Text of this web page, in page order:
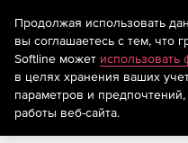
На информационном
рекомендательные
предоставления
систематизации и анализа
предпочтениям
находящихся на
Продолжая использовать
вы соглашаетесь с тем, что
Softline может использовать
в целях хранения ваших
параметров и
работы веб-сайта.